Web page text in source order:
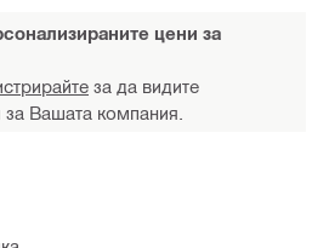
цени за
за да видите
Вашата компания.